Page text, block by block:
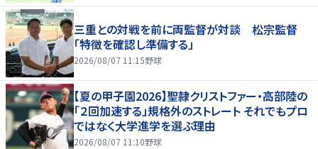
三重との対戦を前に両監督が対談 松宗監督
「特徴を確認し準備する」
2026/08/07 11:15野球
【夏の甲子園2026】聖隷クリストファー・高部陸の
「２回加速する」規格外のストレート それでもプロ
ではなく大学進学を選ぶ理由
2026/08/07 11:10野球